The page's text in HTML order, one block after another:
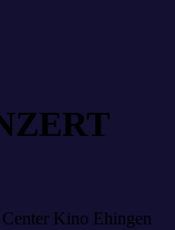
Kino Ehingen